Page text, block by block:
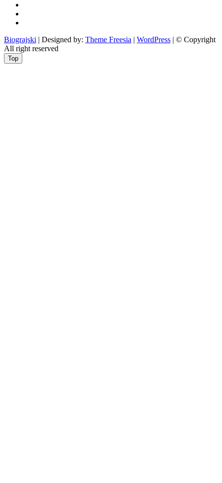
Biograjski | Designed by: Theme Freesia | WordPress | © Copyright
All right reserved
Top